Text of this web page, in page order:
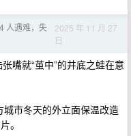
人遇难，失
2025 年 11 月 27
日
嘴就“茧中”的井底之蛙在意
市冬天的外立面保温改造
。